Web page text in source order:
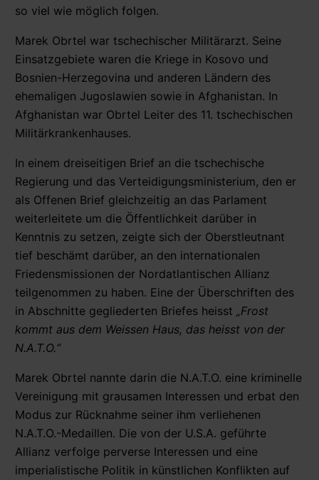
so viel wie möglich folgen.
Marek Obrtel war tschechischer Militärarzt. Seine
Einsatzgebiete waren die Kriege in Kosovo und
Bosnien-Herzegovina und anderen Ländern des
ehemaligen Jugoslawien sowie in Afghanistan. In
Afghanistan war Obrtel Leiter des 11. tschechischen
Militärkrankenhauses.
In einem dreiseitigen Brief an die tschechische
Regierung und das Verteidigungsministerium, den er
als Offenen Brief gleichzeitig an das Parlament
weiterleitete um die Öffentlichkeit darüber in
Kenntnis zu setzen, zeigte sich der Oberstleutnant
tief beschämt darüber, an den internationalen
Friedensmissionen der Nordatlantischen Allianz
teilgenommen zu haben. Eine der Überschriften des
in Abschnitte gegliederten Briefes heisst „Frost
kommt aus dem Weissen Haus, das heisst von der
N.A.T.O.“
Marek Obrtel nannte darin die N.A.T.O. eine kriminelle
Vereinigung mit grausamen Interessen und erbat den
Modus zur Rücknahme seiner ihm verliehenen
N.A.T.O.-Medaillen. Die von der U.S.A. geführte
Allianz verfolge perverse Interessen und eine
imperialistische Politik in künstlichen Konflikten auf